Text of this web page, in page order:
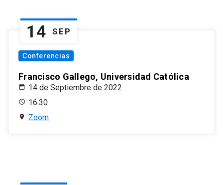
14 SEP
Conferencias
Francisco Gallego, Universidad Católica
14 de Septiembre de 2022
16:30
Zoom